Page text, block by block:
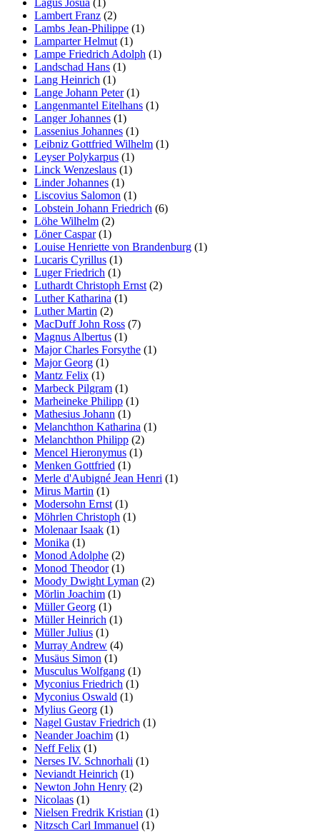
Lambert Franz (2)
Lambs Jean-Philippe (1)
Lamparter Helmut (1)
Lampe Friedrich Adolph (1)
Landschad Hans (1)
Lang Heinrich (1)
Lange Johann Peter(1)
Langenmantel Eitelhans (1)
Langer Johannes (1)
Lassenius Johannes (1)
Leibniz Gottfried Wilhelm (1)
Leyser Polykarpus (1)
Linck Wenzeslaus (1)
Linder Johannes (1)
Liscovius Salomon (1)
Lobstein Johann Friedrich (6)
Löhe Wilhelm (2)
Löner Caspar(1)
Louise Henriette von Brandenburg (1)
Lucaris Cyrillus (1)
Luger Friedrich (1)
Luthardt Christoph Ernst (2)
Luther Katharina (1)
Luther Martin (2)
MacDuff John Ross (7)
Magnus Albertus (1)
Major Charles Forsythe (1)
Major Georg (1)
Mantz Felix (1)
Marbeck Pilgram (1)
Marheineke Philipp (1)
Mathesius Johann (1)
Melanchthon Katharina (1)
Melanchthon Philipp (2)
Mencel Hieronymus (1)
Menken Gottfried (1)
Merle d'Aubigné Jean Henri (1)
Mirus Martin (1)
Modersohn Ernst (1)
Möhrlen Christoph (1)
Molenaar Isaak (1)
Monika (1)
Monod Adolphe (2)
Monod Theodor(1)
Moody Dwight Lyman (2)
Mörlin Joachim (1)
Müller Georg (1)
Müller Heinrich (1)
Müller Julius (1)
Murray Andrew (4)
Musäus Simon (1)
Musculus Wolfgang (1)
Myconius Friedrich (1)
Myconius Oswald (1)
Mylius Georg (1)
Nagel Gustav Friedrich (1)
Neander Joachim (1)
Neff Felix (1)
Nerses IV. Schnorhali (1)
Neviandt Heinrich (1)
Newton John Henry (2)
Nicolaas (1)
Nielsen Fredrik Kristian (1)
Nitzsch Carl Immanuel (1)